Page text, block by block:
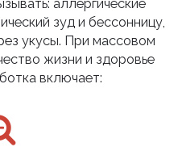
аллергические
зуд и бессонницу,
укусы. При массовом
жизни и здоровье
включает: